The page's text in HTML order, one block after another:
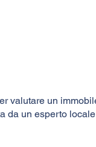
valutare un
un esperto